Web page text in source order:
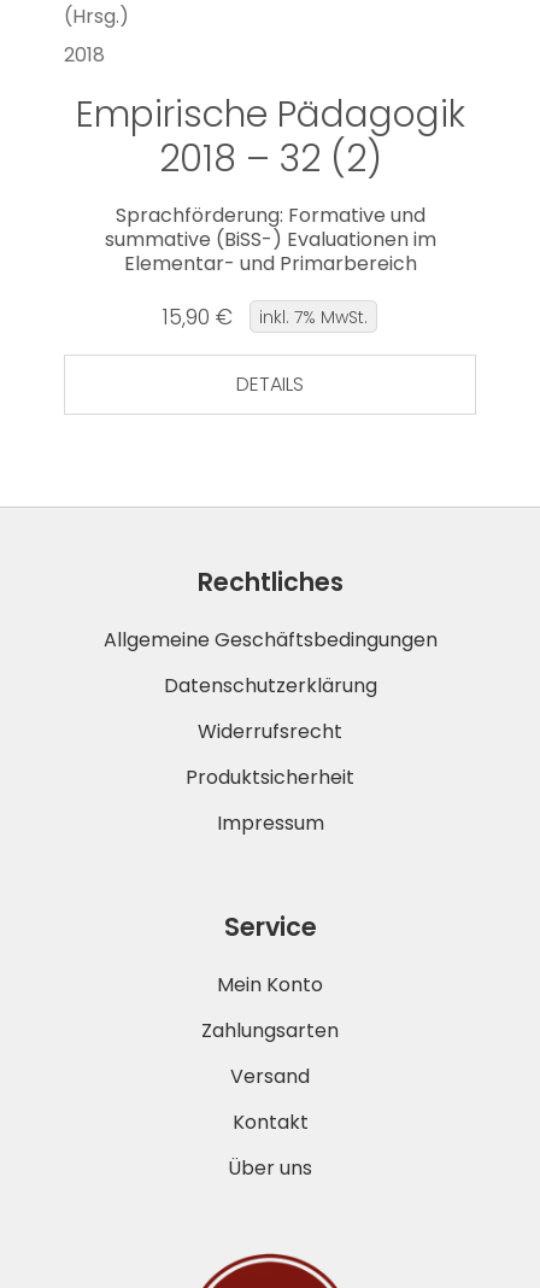
(Hrsg.)
2018
Empirische Pädagogik
2018 – 32 (2)
Sprachförderung: Formative und
summative (BiSS-) Evaluationen im
Elementar- und Primarbereich
15,90 € inkl. 7% MwSt.
DETAILS
Rechtliches
Allgemeine Geschäftsbedingungen
Datenschutzerklärung
Widerrufsrecht
Produktsicherheit
Impressum
Service
Mein Konto
Zahlungsarten
Versand
Kontakt
Über uns